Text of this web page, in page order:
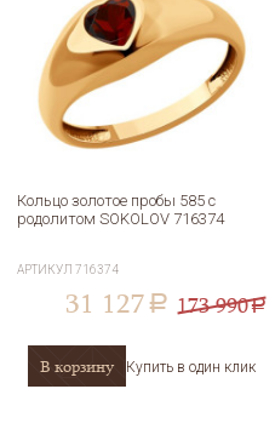
Кольцо золотое пробы 585 с
родолитом SOKOLOV 716374
АРТИКУЛ716374
31 127 a 173 990a
В корзину Купить в один клик